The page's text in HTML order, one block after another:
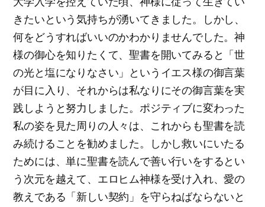
きたいという気持ちが湧いてきました。しかし、
何をどうすればいいのかわかりませんでした。神
様の御心を知りたくて、聖書を開いてみると「世
の光と塩になりなさい」というイエス様の御言葉
が目に入り、それからは私なりにその御言葉を実
践しようと努力しました。ポジティブに変わった
私の姿を見た周りの人々は、これからも聖書を読
み続けることを勧めました。しかし救いにいたる
ためには、単に聖書を読んで善い行いをするとい
う次元を越えて、エロヒム神様を受け入れ、愛の
教えである「新しい契約」を守らねばならないと